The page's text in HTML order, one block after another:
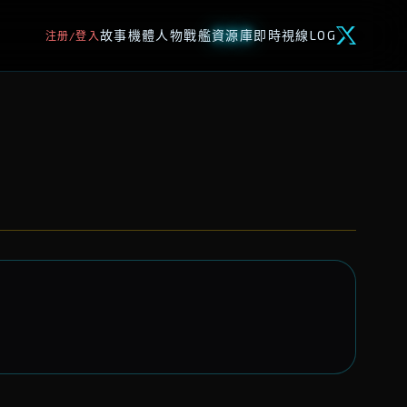
注册/登入 故事機體人物戰艦資源庫即時視線LOG